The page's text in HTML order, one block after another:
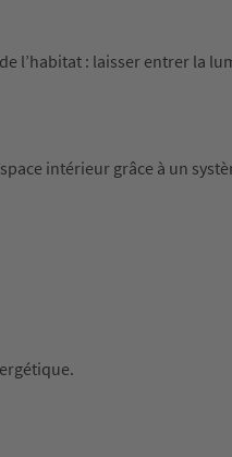
l’habitat : laisser entrer la
intérieur grâce à un